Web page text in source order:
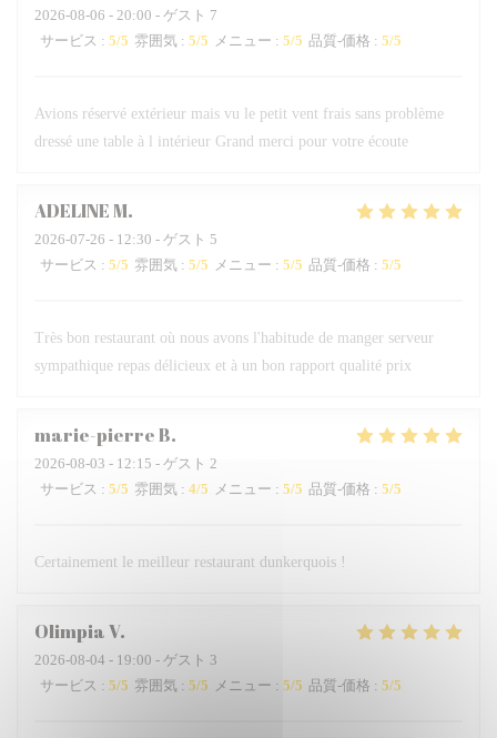
2026-08-06 - 20:00 - ゲスト 7
サービス : 5/5 雰囲気 : 5/5 メニュー : 5/5 品質-価格 : 5/5
Avions réservé extérieur mais vu le petit vent frais sans problème
dressé une table à l intérieur Grand merci pour votre écoute
ADELINEM
2026-07-26 - 12:30 - ゲスト 5
サービス : 5/5 雰囲気 : 5/5 メニュー : 5/5 品質-価格 : 5/5
Très bon restaurant où nous avons l'habitude de manger serveur
sympathique repas délicieux et à un bon rapport qualité prix
marie-pierreB
2026-08-03 - 12:15 - ゲスト 2
サービス : 5/5 雰囲気 : 4/5 メニュー : 5/5 品質-価格 : 5/5
Certainement le meilleur restaurant dunkerquois !
OlimpiaV
2026-08-04 - 19:00 - ゲスト 3
サービス : 5/5 雰囲気 : 5/5 メニュー : 5/5 品質-価格 : 5/5